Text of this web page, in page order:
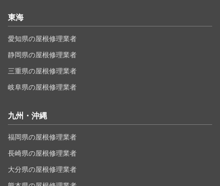
東海
愛知県の屋根修理業者
静岡県の屋根修理業者
三重県の屋根修理業者
岐阜県の屋根修理業者
九州・沖縄
福岡県の屋根修理業者
長崎県の屋根修理業者
大分県の屋根修理業者